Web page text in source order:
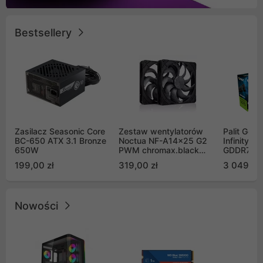
Bestsellery
Zasilacz Seasonic Core
BC-650 ATX 3.1 Bronze
650W
199,00 zł
Zestaw wentylatorów
Noctua NF-A14x25 G2
PWM chromax.black
Push Pull (2szt)
319,00 zł
Palit
Infinity 3
GDDR7
GB2050S)
3 049,00
Nowości